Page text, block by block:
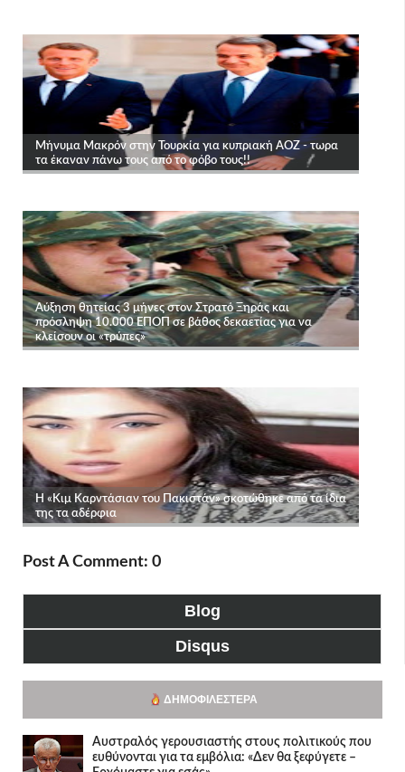
Post A Comment: 0
Blog
Disqus
ΔΗΜΟΦΙΛΈΣΤΕΡΑ
Αυστραλός γερουσιαστής στους πολιτικούς που
ευθύνονται για τα εμβόλια: «Δεν θα ξεφύγετε –